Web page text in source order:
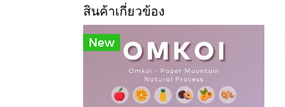
สินค้าเกี่ยวข้อง
New